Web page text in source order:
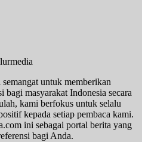
untuk memberikan
bagi masyarakat Indonesia secara
kami berfokus untuk selalu
kepada setiap pembaca kami.
ini sebagai portal berita yang
bagi Anda.